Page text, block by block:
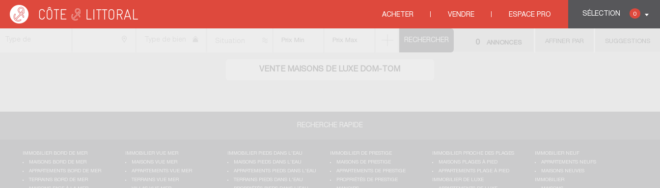
SÉLECTION 0
ACHETER VENDRE ESPACE PRO
Côte & Littoral > Immobilier de luxe>Maisons de luxe
VENTE MAISONS DE LUXE DOM-TOM
AFFINER PAR SUGGESTIONS
0 ANNONCES
RECHERCHE RAPIDE
IMMOBILIER BORD DE MER
MAISONS BORD DE MER
APPARTEMENTS BORD DE MER
TERRAINS BORD DE MER
IMMOBILIER VUE MER
MAISONS VUE MER
APPARTEMENTS VUE MER
TERRAINS VUE MER
IMMOBILIER PIEDS DANS L'EAU
MAISONS PIEDS DANS L'EAU
APPARTEMENTS PIEDS DANS L'EAU
TERRAINS PIEDS DANS L'EAU
IMMOBILIER DE PRESTIGE
MAISONS DE PRESTIGE
APPARTEMENTS DE PRESTIGE
PROPRIÉTÉS DE PRESTIGE
IMMOBILIER PROCHE DES PLAGES
MAISONS PLAGES À PIED
APPARTEMENTS PLAGE À PIED
IMMOBILIER NEUF
APPARTEMENTS NEUFS
MAISONS NEUVES
IMMOBILIER DE LUXE
IMMOBILIER